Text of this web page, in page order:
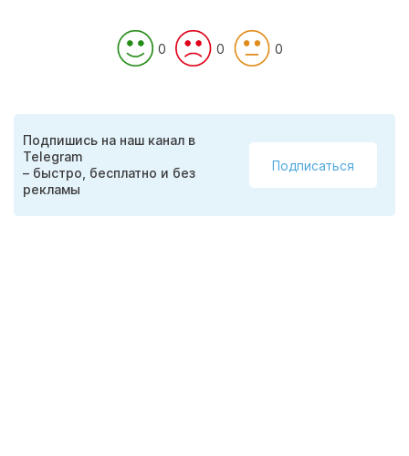
0 0 0
Подпишись на наш канал в
Telegram
– быстро, бесплатно и без
рекламы
Подписаться